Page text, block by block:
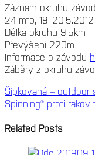
Záznam okruhu
24 mtb, 19.-20.5.2012
Délka okruhu 9,5km
Převýšení 220m
Informace o závodu
Záběry z okruhu
Šipkovaná – outdoor
Spinning® proti
Related Posts